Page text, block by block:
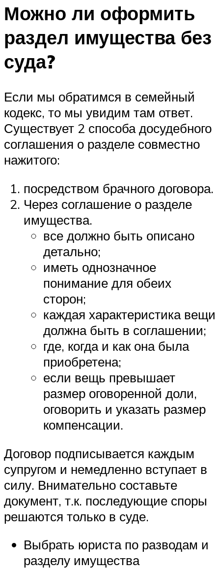
Можно ли оформить
раздел имущества без
суда?
Если мы обратимся в семейный
кодекс, то мы увидим там ответ.
Существует 2 способа досудебного
соглашения о разделе совместно
нажитого:
посредством брачного договора.
Через соглашение о разделе
имущества.
все должно быть описано
детально;
иметь однозначное
понимание для обеих
сторон;
каждая характеристика вещи
должна быть в соглашении;
где, когда и как она была
приобретена;
если вещь превышает
размер оговоренной доли,
оговорить и указать размер
компенсации.
Договор подписывается каждым
супругом и немедленно вступает в
силу. Внимательно составьте
документ, т.к. последующие споры
решаются только в суде.
Выбрать юриста по разводам и
разделу имущества